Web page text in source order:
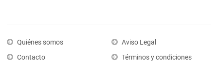
Quiénes somos
Contacto
Aviso Legal
Términos y condiciones